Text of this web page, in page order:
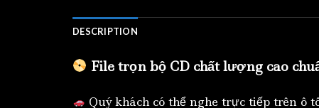
DESCRIPTION
File trọn bộ CD chất lượng cao
Quý khách có thể nghe trực tiếp trên ô